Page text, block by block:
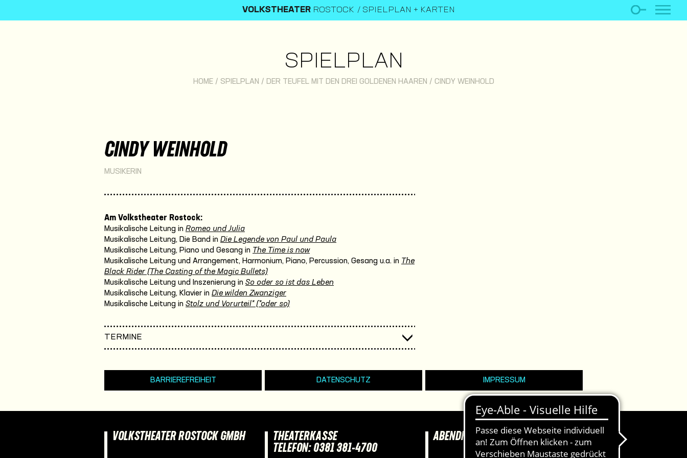
VOLKSTHEATER ROSTOCK SPIELPLAN + KARTEN
SPIELPLAN
HOME/ SPIELPLAN / DER TEUFEL MIT DEN DREI GOLDENEN HAAREN / CINDY WEINHOLD
CINDY WEINHOLD
MUSIKERIN
Am Volkstheater Rostock:
Musikalische Leitung in Romeo und Julia
Musikalische Leitung, Die Band in Die Legende von Paul und Paula
Musikalische Leitung, Piano und Gesang in The Time is now
Musikalische Leitung und Arrangement, Harmonium, Piano, Percussion, Gesang u.a. in The
Black Rider (The Casting of the Magic Bullets)
Musikalische Leitung und Inszenierung in So oder so ist das Leben
Musikalische Leitung, Klavier in Die wilden Zwanziger
Musikalische Leitung in Stolz und Vorurteil* (*oder so)
TERMINE
BARRIEREFREIHEIT DATENSCHUTZ IMPRESSUM
VOLKSTHEATER ROSTOCK GMBH
THEATERKASSE
TELEFON: 0381 381-4700
ABENDKASSEN